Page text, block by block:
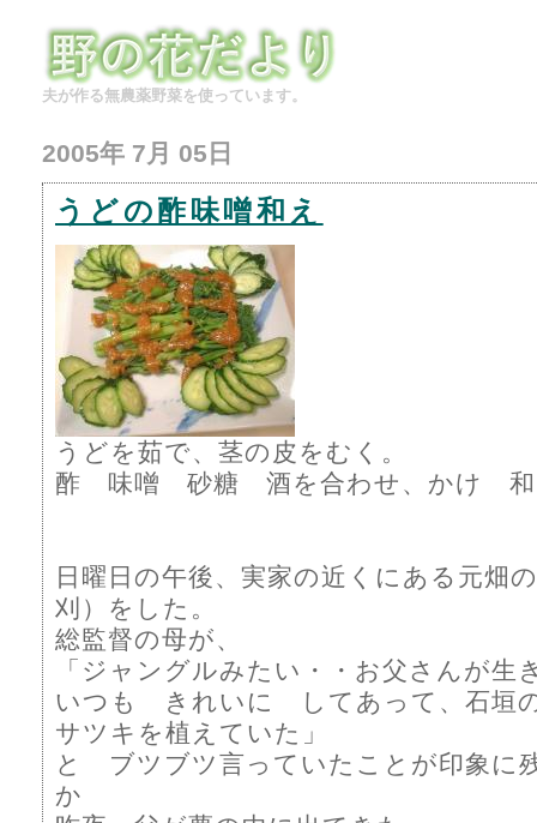
夫が作る無農薬野菜を使っています。
2005年 7月 05日
うどの酢味噌和え
うどを茹で、茎の皮をむく。
酢 味噌 砂糖 酒を合わせ、かけ 和
日曜日の午後、実家の近くにある元畑
刈）をした。
総監督の母が、
「ジャングルみたい・・お父さんが生
いつも きれいに してあって、石垣
サツキを植えていた」
と ブツブツ言っていたことが印象に
か